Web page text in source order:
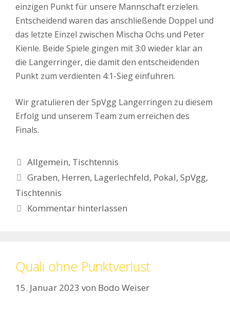
einzigen Punkt für unsere Mannschaft erzielen.
Entscheidend waren das anschließende Doppel und
das letzte Einzel zwischen Mischa Ochs und Peter
Kienle. Beide Spiele gingen mit 3:0 wieder klar an
die Langerringer, die damit den entscheidenden
Punkt zum verdienten 4:1-Sieg einfuhren.
Wir gratulieren der SpVgg Langerringen zu diesem
Erfolg und unserem Team zum erreichen des
Finals.
Kategorien
Allgemein, Tischtennis
Schlagwörter
Graben, Herren, Lagerlechfeld, Pokal,SpVgg,
Tischtennis
Kommentar hinterlassen
Quali ohne Punktverlust
15. Januar 2023 von Bodo Weiser